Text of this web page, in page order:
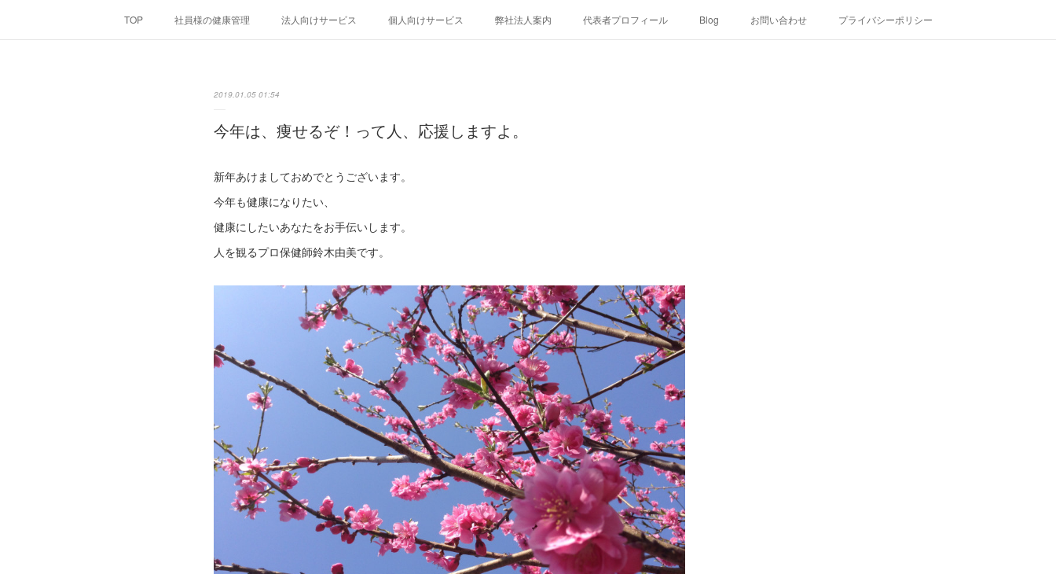
TOP 社員様の健康管理 法人向けサービス 個人向けサービス 弊社法人案内 代表者プロフィール Blog お問い合わせ プライバシーポリシー
2019.01.05 01:54
今年は、痩せるぞ！って人、応援しますよ。
新年あけましておめでとうございます。
今年も健康になりたい、
健康にしたいあなたをお手伝いします。
人を観るプロ保健師鈴木由美です。